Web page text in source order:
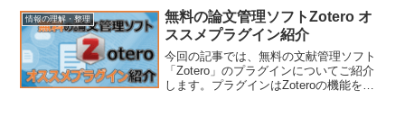
いて詳しく説明します。論文の取り込み
方法論文...
情報の理解・整理
無料の論文管理ソフトZotero オ
ススメプラグイン紹介
今回の記事では、無料の文献管理ソフト
「Zotero」のプラグインについてご紹介
します。プラグインはZoteroの機能を拡